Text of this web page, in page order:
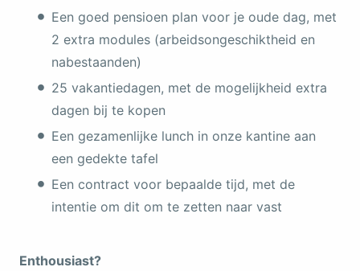
Een goed pensioen plan voor je oude dag, met
2 extra modules (arbeidsongeschiktheid en
nabestaanden)
25 vakantiedagen, met de mogelijkheid extra
dagen bij te kopen
Een gezamenlijke lunch in onze kantine aan
een gedekte tafel
Een contract voor bepaalde tijd, met de
intentie om dit om te zetten naar vast
Enthousiast?